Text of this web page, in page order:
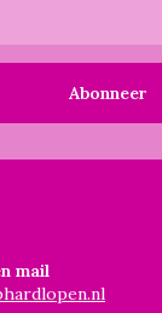
Abonneer
mail